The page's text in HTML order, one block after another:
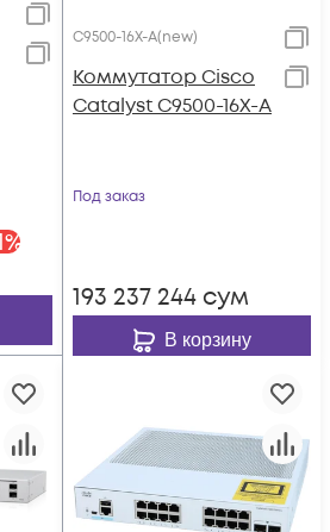
%
C9500-16X-A(new)
Коммутатор Cisco
Catalyst C9500-16X-A
Под заказ
193 237 244 сум
В корзину